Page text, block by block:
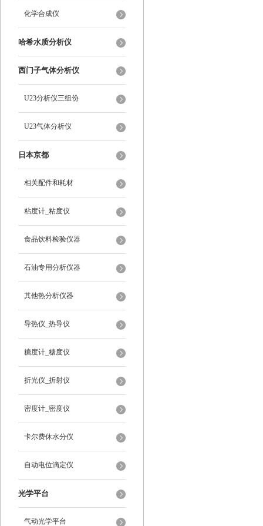
化学合成仪
哈希水质分析仪
西门子气体分析仪
U23分析仪三组份
U23气体分析仪
日本京都
相关配件和耗材
粘度计_粘度仪
食品饮料检验仪器
石油专用分析仪器
其他热分析仪器
导热仪_热导仪
糖度计_糖度仪
折光仪_折射仪
密度计_密度仪
卡尔费休水分仪
自动电位滴定仪
光学平台
气动光学平台